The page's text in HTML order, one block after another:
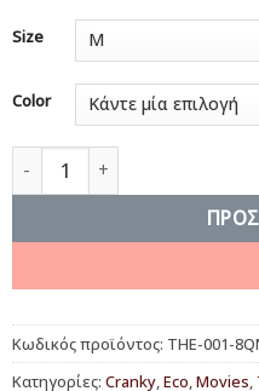
Size
Color
The Cop and the Thief
Κωδικός προϊόντος: THE-001-
Κατηγορίες: Cranky,Eco,Movies,